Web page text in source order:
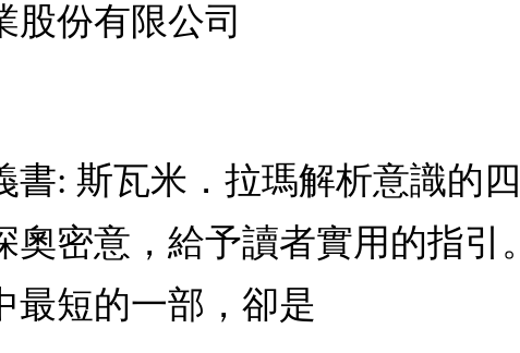
股份有限公司
書: 斯瓦米．拉瑪解析意識的
奧密意，給予讀者實用的指引
最短的一部，卻是